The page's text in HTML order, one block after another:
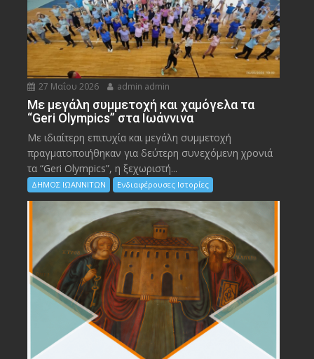
27 Μαΐου 2026 admin admin
Με μεγάλη συμμετοχή και χαμόγελα τα
“Geri Olympics” στα Ιωάννινα
Με ιδιαίτερη επιτυχία και μεγάλη συμμετοχή
πραγματοποιήθηκαν για δεύτερη συνεχόμενη χρονιά
τα “Geri Olympics”, η ξεχωριστή...
ΔΗΜΟΣ ΙΩΑΝΝΙΤΩΝ Ενδιαφέρουσες Ιστορίες